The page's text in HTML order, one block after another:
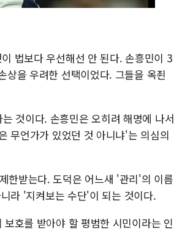
법보다 우선해선 안 된다. 손흥민이 3
상을 우려한 선택이었다. 그들을 옥죈
것이다. 손흥민은 오히려 해명에 나서
무언가가 있었던 것 아니냐'는 의심의
한받는다. 도덕은 어느새 '관리'의 이름
라 '지켜보는 수단'이 되는 것이다.
호를 받아야 할 평범한 시민이라는 인